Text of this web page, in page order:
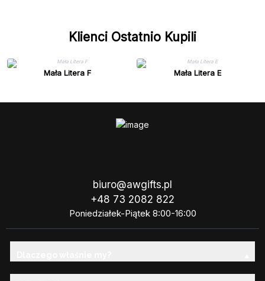
Klienci Ostatnio Kupili
Mała Litera F Mała Litera E
biuro@awgifts.pl
+48 73 2082 822
Poniedziałek-Piątek 8:00-16:00